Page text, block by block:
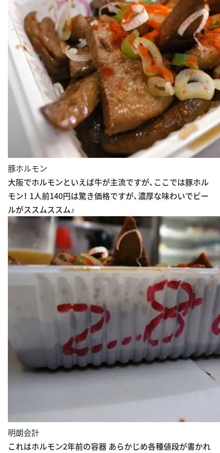
豚ホルモン
大阪でホルモンといえば牛が主流ですが、ここでは豚ホル
モン！ 1人前140円は驚き価格ですが、濃厚な味わいでビー
ルがススムススム♪
明朗会計
これはホルモン2年前の容器 あらかじめ各種値段が書かれ